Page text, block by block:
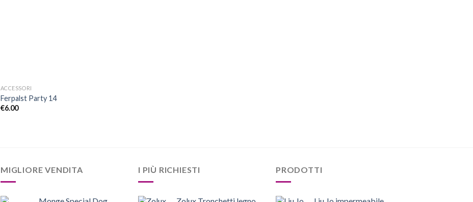
ACCESSORI
Ferpalst Party 14
€6.00
MIGLIORE VENDITA I PIÙ RICHIESTI PRODOTTI